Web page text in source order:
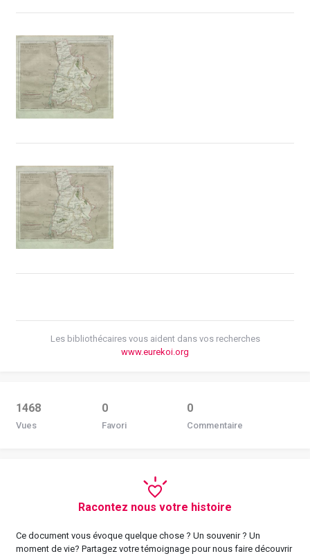
Les bibliothécaires vous aident dans vos recherches
www.eurekoi.org
1468
Vues
0
Favori
0
Commentaire
Racontez nous votre histoire
Ce document vous évoque quelque chose ? Un souvenir ? Un
moment de vie? Partagez votre témoignage pour nous faire découvrir